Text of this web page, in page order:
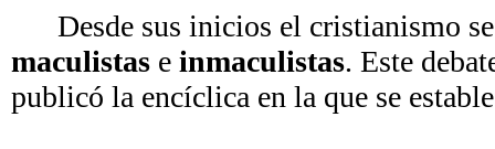
Desde sus inicios el cristianismo
maculistas e inmaculistas. Este
publicó la encíclica en la que se